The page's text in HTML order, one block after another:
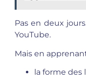
Pas en deux
YouTube.
Mais en
la forme des